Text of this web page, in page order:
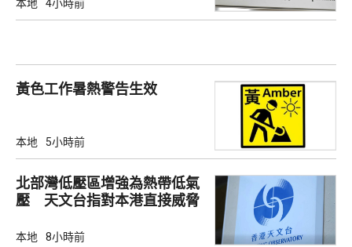
本地 4小時前
黃色工作暑熱警告生效
本地 5小時前
北部灣低壓區增強為熱帶低氣
壓 天文台指對本港直接威脅
本地 8小時前